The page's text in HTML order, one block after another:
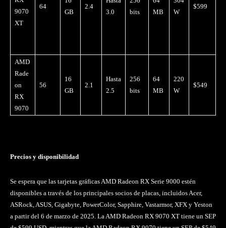
9070
XT
64
GB
2.4
3.0
bits
MB
W
$599
AMD
Rade
on
RX
9070
56
16
GB
2.1
Hasta
2.5
256
bits
64
MB
220
W
$549
Precios y disponibilidad
Se espera que las tarjetas gráficas AMD Radeon RX Serie 9000 estén
disponibles a través de los principales socios de placas, incluidos Acer,
ASRock, ASUS, Gigabyte, PowerColor, Sapphire, Vastarmor, XFX y Yeston
a partir del 6 de marzo de 2025. La AMD Radeon RX 9070 XT tiene un SEP